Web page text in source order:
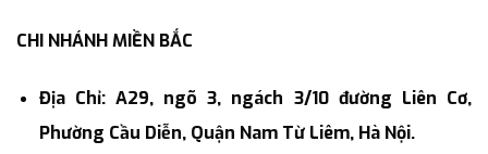
CHI NHÁNH MIỀN BẮC
Địa Chỉ: A29, ngõ 3, ngách 3/10 đường Liên Cơ,
Phường Cầu Diễn, Quận Nam Từ Liêm, Hà Nội.